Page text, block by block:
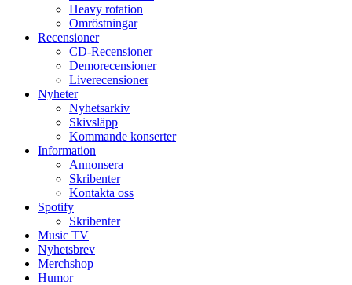
Heavy rotation
Omröstningar
Recensioner
CD-Recensioner
Demorecensioner
Liverecensioner
Nyheter
Nyhetsarkiv
Skivsläpp
Kommande konserter
Information
Annonsera
Skribenter
Kontakta oss
Spotify
Skribenter
Music TV
Nyhetsbrev
Merchshop
Humor